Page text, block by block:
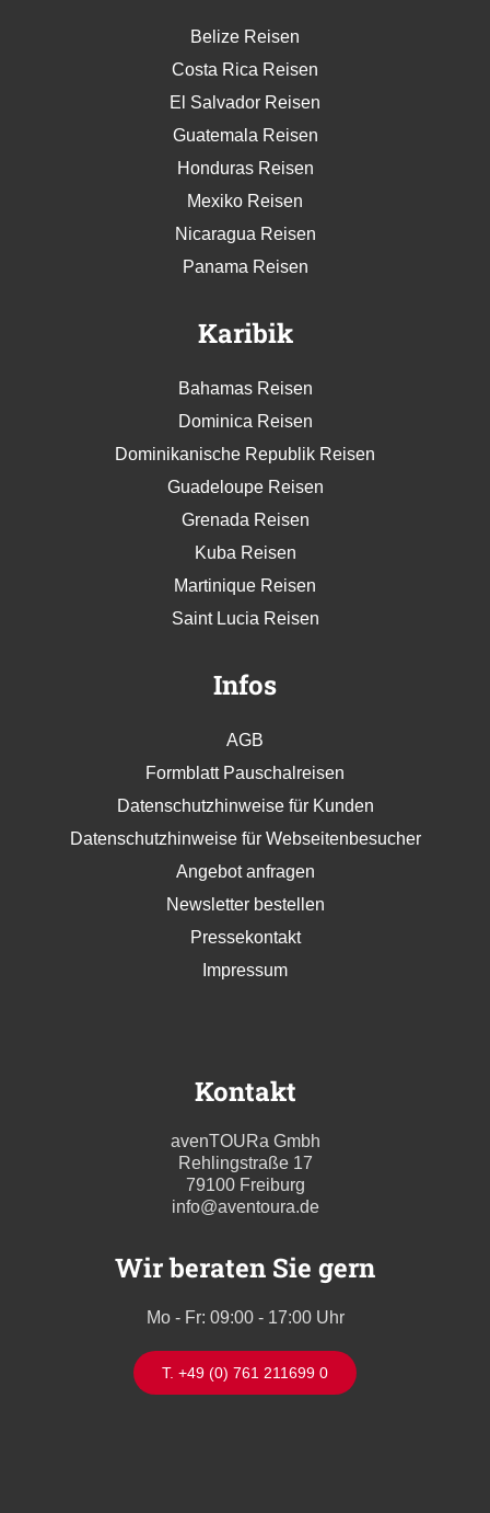
Belize Reisen
Costa Rica Reisen
El Salvador Reisen
Guatemala Reisen
Honduras Reisen
Mexiko Reisen
Nicaragua Reisen
Panama Reisen
Karibik
Bahamas Reisen
Dominica Reisen
Dominikanische Republik Reisen
Guadeloupe Reisen
Grenada Reisen
Kuba Reisen
Martinique Reisen
Saint Lucia Reisen
Infos
AGB
Formblatt Pauschalreisen
Datenschutzhinweise für Kunden
Datenschutzhinweise für Webseitenbesucher
Angebot anfragen
Newsletter bestellen
Pressekontakt
Impressum
Kontakt
avenTOURa Gmbh
Rehlingstraße 17
79100 Freiburg
info@aventoura.de
Wir beraten Sie gern
Mo - Fr: 09:00 - 17:00 Uhr
T. +49 (0) 761 211699 0